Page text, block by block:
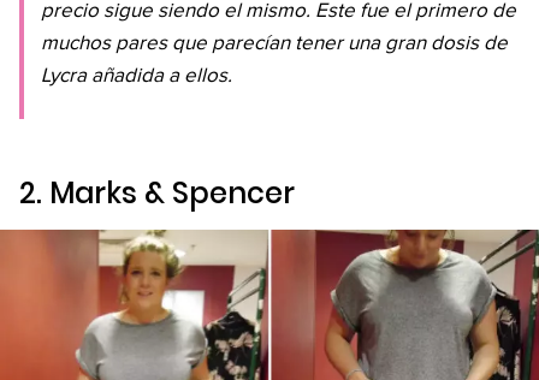
precio sigue siendo el mismo. Este fue el primero de
muchos pares que parecían tener una gran dosis de
Lycra añadida a ellos.
2. Marks & Spencer